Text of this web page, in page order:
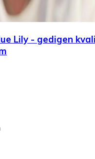
Lily - gedigen